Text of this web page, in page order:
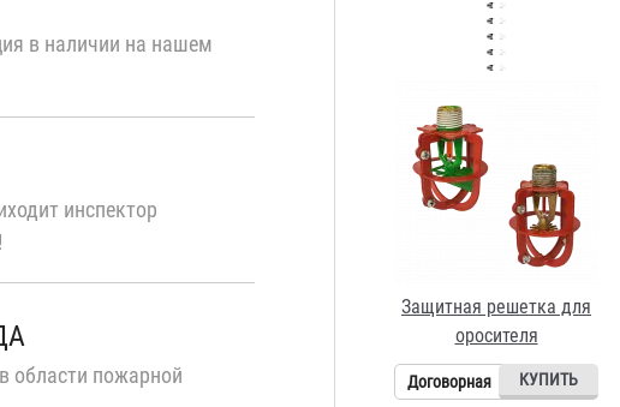
в наличии на нашем
инспектор
области пожарной
Договорная
Кронштейн для гибкой подводки
Балтика
80 ₽